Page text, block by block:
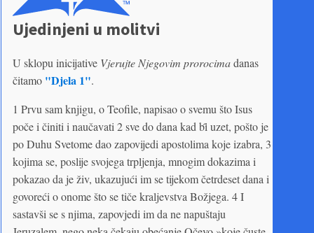
Ujedinjeni u molitvi
U sklopu inicijative Vjerujte Njegovim prorocimadanas
čitamo "Djela 1".
1 Prvu sam knjigu, o Teofile, napisao o svemu što Isus
poče i činiti i naučavati 2 sve do dana kad bȋ uzet, pošto je
po Duhu Svetome dao zapovijedi apostolima koje izabra, 3
kojima se, poslije svojega trpljenja, mnogim dokazima i
pokazao da je živ, ukazujući im se tijekom četrdeset dana i
govoreći o onome što se tiče kraljevstva Božjega. 4 I
sastavši se s njima, zapovjedi im da ne napuštaju